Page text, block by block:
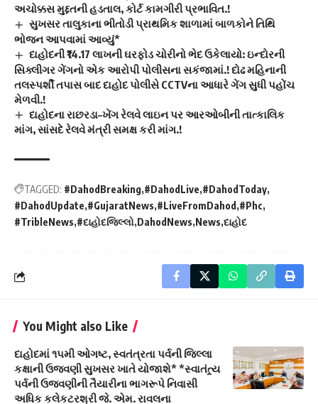
અચોક્કસ મુદ્દતની હડતાલ, કોર્ટ કામગીરી પ્રભાવિત.!
સુખસર તાલુકાના ભીતોડી પ્રાથમિક શાળામાં બાળકોને તિથિ
ભોજન આપવામાં આવ્યું*
દાહોદની ₹14.17 લાખની ઘરફોડ ચોરીનો ભેદ ઉકેલાયો: ઇન્દોરની
સિક્લીગર ગેંગનો એક આરોપી પોલીસના સકંજામાં.! દોઢ મહિનાની
તલસ્પર્શી તપાસ બાદ દાહોદ પોલીસે CCTVના આધારે ગેંગ સુધી પહોંચ
મેળવી.!
દાહોદના રાછરડા–ખેંગ રેલવે લાઇન પર આરઓબીની તાત્કાલિક
માંગ, સાંસદે રેલવે મંત્રી સમક્ષ કરી માંગ.!
TAGGED: #DahodBreaking #DahodLive #DahodToday
#DahodUpdate #GujaratNews #LiveFromDahod #Phc
#TribleNews #દાહોદજિલ્લો DahodNews News દાહોદ
You Might also Like
દાહોદમાં ૧૫મી ઓગષ્ટ, સ્વતંત્રતા પર્વની જિલ્લા
કક્ષાની ઉજવણી સુખસર ખાતે યોજાશે* *સ્વાતંત્ર્ય
પર્વની ઉજવણીની તૈયારીના ભાગરૂપે નિવાસી
અધિક કલેકટરશ્રી જે. એમ. રાવલના